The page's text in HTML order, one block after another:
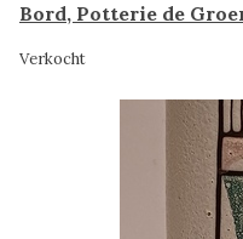
Bord, Potterie de
Verkocht